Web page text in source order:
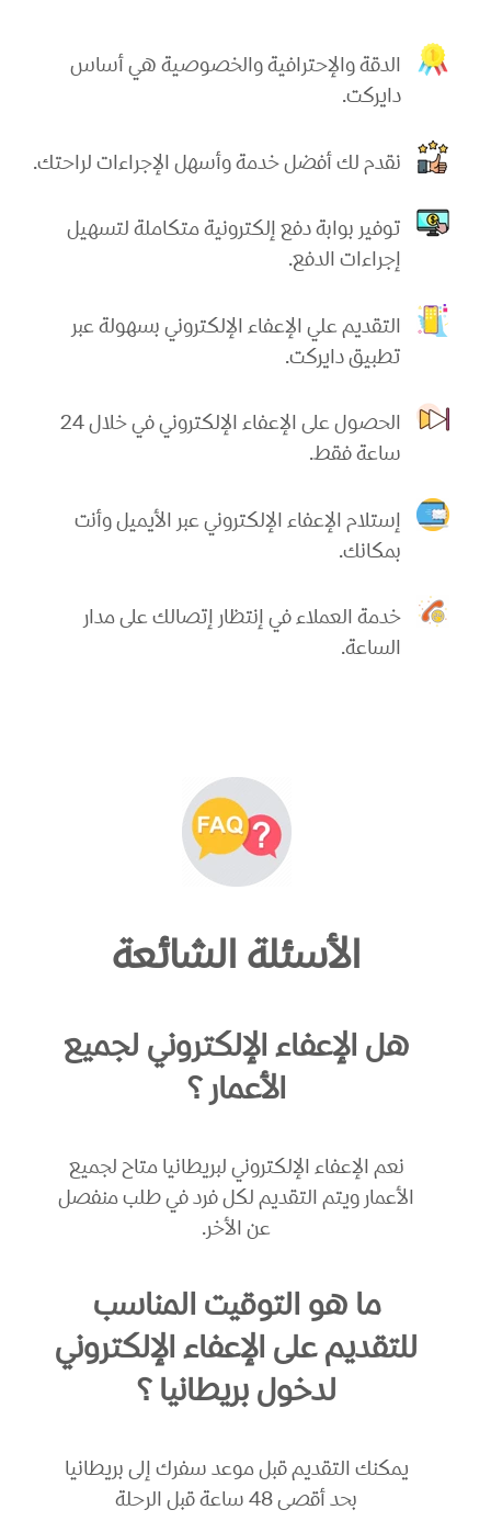
الدقة والإحترافية والخصوصية هي أساس
دايركت.
نقدم لك أفضل خدمة وأسهل الإجراءات لراحتك.
توفير بوابة دفع إلكترونية متكاملة لتسهيل
إجراءات الدفع.
التقديم علي الإعفاء الإلكتروني بسهولة عبر
تطبيق دايركت.
الحصول على الإعفاء الإلكتروني في خلال 24
ساعة فقط.
إستلام الإعفاء الإلكتروني عبر الأيميل وأنت
بمكانك.
خدمة العملاء في إنتظار إتصالك على مدار
الساعة.
الأسئلة الشائعة
هل الإعفاء الإلكتروني لجميع
الأعمار ؟
نعم الإعفاء الإلكتروني لبريطانيا متاح لجميع
الأعمار ويتم التقديم لكل فرد في طلب منفصل
عن الأخر.
ما هو التوقيت المناسب
للتقديم على الإعفاء الإلكتروني
لدخول بريطانيا ؟
يمكنك التقديم قبل موعد سفرك إلى بريطانيا
بحد أقصى 48 ساعة قبل الرحلة